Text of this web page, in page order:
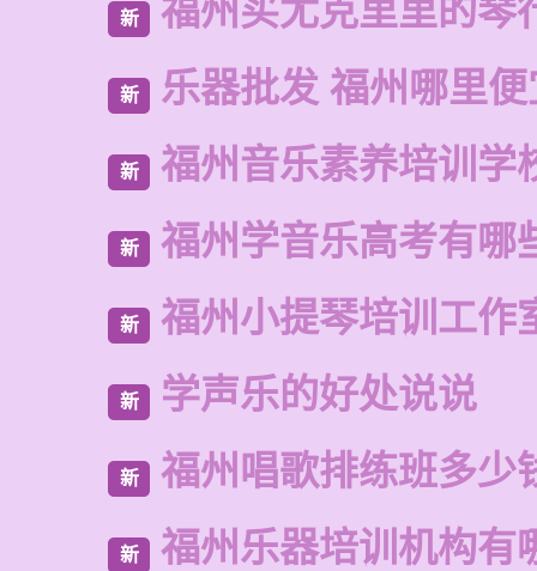
新 福州买尤克里里的琴
新 乐器批发 福州哪里便
新 福州音乐素养培训学
新 福州学音乐高考有哪
新 福州小提琴培训工作
新 学声乐的好处说说
新 福州唱歌排练班多少
新 福州乐器培训机构有